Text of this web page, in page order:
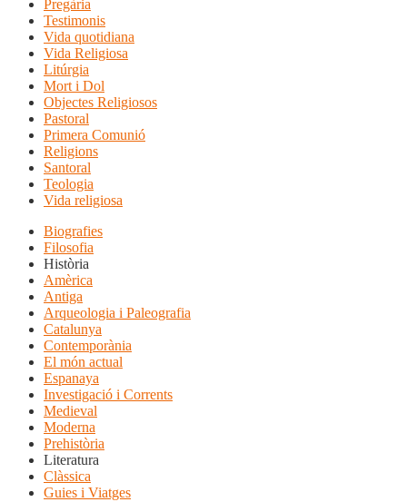
Pregària
Testimonis
Vida quotidiana
Vida Religiosa
Litúrgia
Mort i Dol
Objectes Religiosos
Pastoral
Primera Comunió
Religions
Santoral
Teologia
Vida religiosa
Biografies
Filosofia
Història
Amèrica
Antiga
Arqueologia i Paleografia
Catalunya
Contemporània
El món actual
Espanaya
Investigació i Corrents
Medieval
Moderna
Prehistòria
Literatura
Clàssica
Guies i Viatges